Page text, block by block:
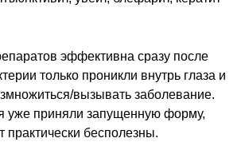
эффективна сразу после
только проникли внутрь глаза и
вызывать заболевание.
уже приняли запущенную форму,
практически бесполезны.